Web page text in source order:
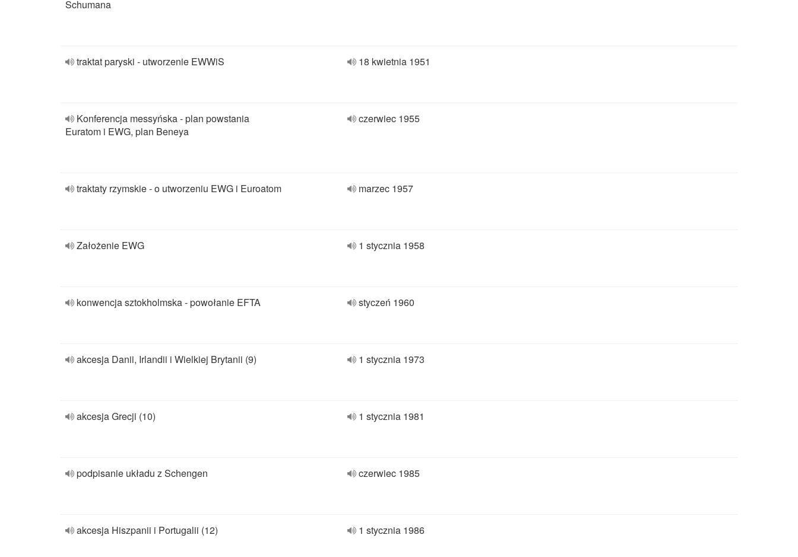
Schumana
traktat paryski - utworzenie EWWiS 18 kwietnia 1951
Konferencja messyńska - plan powstania
Euratom i EWG, plan Beneya
czerwiec 1955
traktaty rzymskie - o utworzeniu EWG i Euroatom marzec 1957
Założenie EWG 1 stycznia 1958
konwencja sztokholmska - powołanie EFTA styczeń 1960
akcesja Danii, Irlandii i Wielkiej Brytanii (9) 1 stycznia 1973
akcesja Grecji (10) 1 stycznia 1981
podpisanie układu z Schengen czerwiec 1985
akcesja Hiszpanii i Portugalii (12) 1 stycznia 1986